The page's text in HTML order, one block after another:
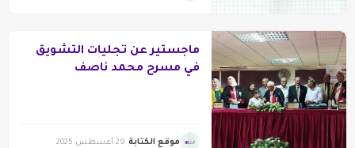
ماجستير عن تجليات التشويق
في مسرح محمد ناصف
موقع الكتابة 29 أغسطس 2025